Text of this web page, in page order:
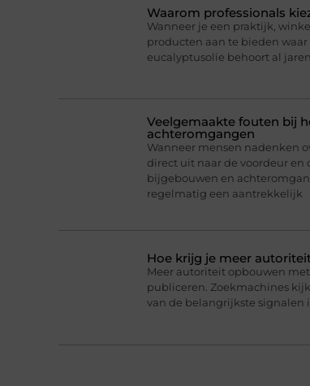
Waarom professionals
Wanneer je een praktijk,
producten aan te bieden
eucalyptusolie behoort al
Veelgemaakte fouten bij
achteromgangen
Wanneer mensen nadenken
direct uit naar de voordeur en
bijgebouwen en
regelmatig een aantrekkelijk
Hoe krijg je meer
Meer autoriteit opbouwen
publiceren. Zoekmachines
van de belangrijkste signalen